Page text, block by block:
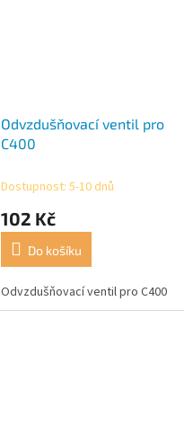
Odvzdušňovací ventil pro
C400
Dostupnost: 5-10 dnů
102 Kč
Do košíku
Odvzdušňovací ventil pro C400